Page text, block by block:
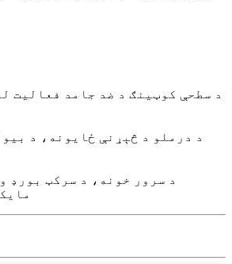
د سطحې کوټینګ د ضد جامد فعالیت
د درملو د څېړنې ځایونه، د
د سرور خونه، د سرکټ بورډ